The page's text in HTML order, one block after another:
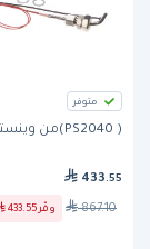
متوفر
( PS2040)من وينستون
433 .55
867.10 وفّر 433.55